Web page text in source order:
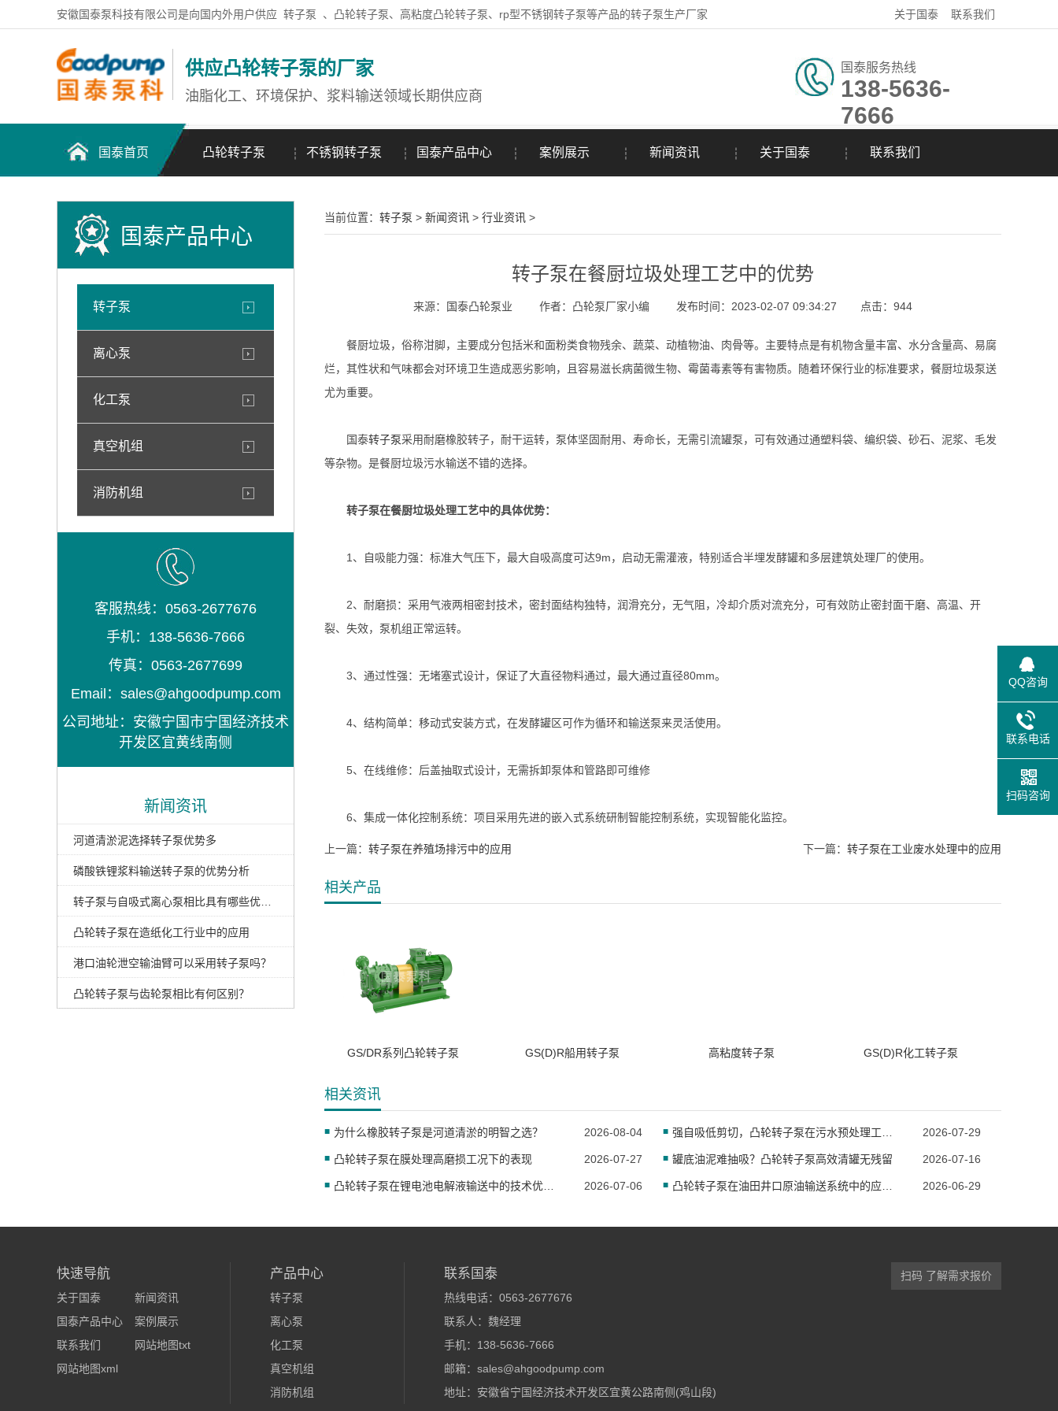
安徽国泰泵科技有限公司是向国内外用户供应 转子泵 、凸轮转子泵、高粘度凸轮转子泵、rp型不锈钢转子泵等产品的转子泵生产厂家 关于国泰 联系我们
供应凸轮转子泵的厂家
油脂化工、环境保护、浆料输送领域长期供应商
国泰服务热线
138-5636-
7666
国泰首页 凸轮转子泵 不锈钢转子泵 国泰产品中心 案例展示 新闻资讯 关于国泰 联系我们
国泰产品中心
转子泵
离心泵
化工泵
真空机组
消防机组
客服热线：0563-2677676
手机：138-5636-7666
传真：0563-2677699
Email：sales@ahgoodpump.com
公司地址：安徽宁国市宁国经济技术
开发区宜黄线南侧
新闻资讯
河道清淤泥选择转子泵优势多
磷酸铁锂浆料输送转子泵的优势分析
凸轮转子泵在造纸化工行业中的应用
港口油轮泄空输油臂可以采用转子泵吗？
凸轮转子泵与齿轮泵相比有何区别？
当前位置： 转子泵 > 新闻资讯 > 行业资讯 >
转子泵在餐厨垃圾处理工艺中的优势
来源：国泰凸轮泵业 作者：凸轮泵厂家小编 发布时间：2023-02-07 09:34:27 点击： 944
餐厨垃圾，俗称泔脚，主要成分包括米和面粉类食物残余、蔬菜、动植物油、肉骨等。主要特点是有机物含量丰富、水分含量高、易腐
烂，其性状和气味都会对环境卫生造成恶劣影响，且容易滋长病菌微生物、霉菌毒素等有害物质。随着环保行业的标准要求，餐厨垃圾泵送
尤为重要。
国泰转子泵采用耐磨橡胶转子，耐干运转，泵体坚固耐用、寿命长，无需引流罐泵，可有效通过通塑料袋、编织袋、砂石、泥浆、毛发
等杂物。是餐厨垃圾污水输送不错的选择。
转子泵在餐厨垃圾处理工艺中的具体优势：
1、自吸能力强：标准大气压下，最大自吸高度可达9m，启动无需灌液，特别适合半埋发酵罐和多层建筑处理厂的使用。
2、耐磨损：采用气液两相密封技术，密封面结构独特，润滑充分，无气阻，冷却介质对流充分，可有效防止密封面干磨、高温、开
裂、失效，泵机组正常运转。
3、通过性强：无堵塞式设计，保证了大直径物料通过，最大通过直径80mm。
4、结构简单：移动式安装方式，在发酵罐区可作为循环和输送泵来灵活使用。
5、在线维修：后盖抽取式设计，无需拆卸泵体和管路即可维修
6、集成一体化控制系统：项目采用先进的嵌入式系统研制智能控制系统，实现智能化监控。
上一篇： 转子泵在养殖场排污中的应用 下一篇： 转子泵在工业废水处理中的应用
相关产品
GS/DR系列凸轮转子泵 GS(D)R船用转子泵 高粘度转子泵 GS(D)R化工转子泵
相关资讯
为什么橡胶转子泵是河道清淤的明智之选？ 2026-08-04 2026-07-29
凸轮转子泵在膜处理高磨损工况下的表现 2026-07-27 罐底油泥难抽吸？凸轮转子泵高效清罐无残留 2026-07-16
2026-07-06 凸轮转子泵在油田井口原油输送系统中的应用优势 2026-06-29
快速导航
关于国泰
新闻资讯
国泰产品中心
案例展示
联系我们
网站地图txt
网站地图xml
产品中心
转子泵
离心泵
化工泵
真空机组
消防机组
联系国泰
热线电话：0563-2677676
联系人：魏经理
手机：138-5636-7666
邮箱：sales@ahgoodpump.com
地址：安徽省宁国经济技术开发区宜黄公路南侧(鸡山段)
扫码 了解需求报价
QQ咨询
联系电话
扫码咨询